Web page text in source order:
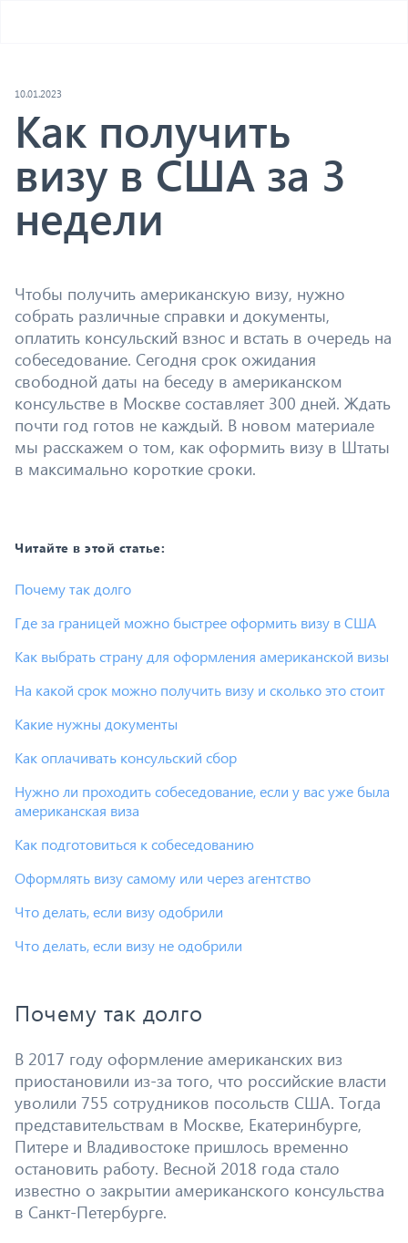
10.01.2023
Как получить
визу в США за 3
недели
Чтобы получить американскую визу, нужно
собрать различные справки и документы,
оплатить консульский взнос и встать в очередь на
собеседование. Сегодня срок ожидания
свободной даты на беседу в американском
консульстве в Москве составляет 300 дней. Ждать
почти год готов не каждый. В новом материале
мы расскажем о том, как оформить визу в Штаты
в максимально короткие сроки.
Читайте в этой статье:
Почему так долго
Где за границей можно быстрее оформить визу в США
Как выбрать страну для оформления американской визы
На какой срок можно получить визу и сколько это стоит
Какие нужны документы
Как оплачивать консульский сбор
Нужно ли проходить собеседование, если у вас уже была
американская виза
Как подготовиться к собеседованию
Оформлять визу самому или через агентство
Что делать, если визу одобрили
Что делать, если визу не одобрили
Почему так долго
В 2017 году оформление американских виз
приостановили из-за того, что российские власти
уволили 755 сотрудников посольств США. Тогда
представительствам в Москве, Екатеринбурге,
Питере и Владивостоке пришлось временно
остановить работу. Весной 2018 года стало
известно о закрытии американского консульства
в Санкт-Петербурге.